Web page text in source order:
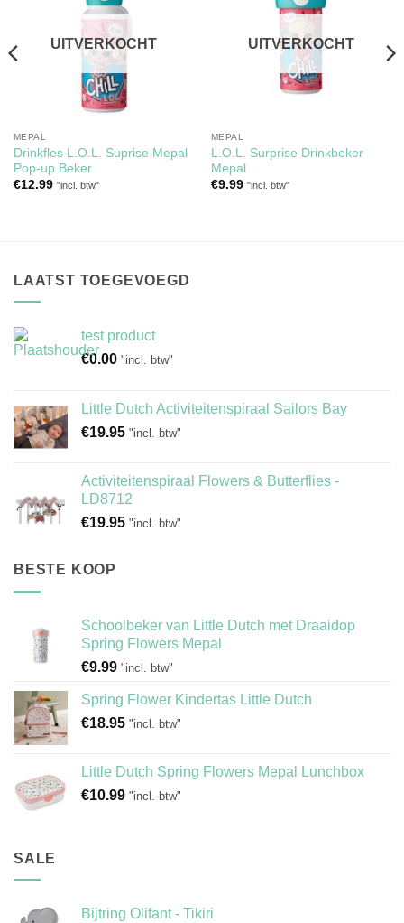
UITVERKOCHT
MEPAL
Drinkfles L.O.L. Suprise Mepal
Pop-up Beker
€12.99 "incl. btw"
UITVERKOCHT
MEPAL
L.O.L. Surprise Drinkbeker
Mepal
€9.99 "incl. btw"
LAATST TOEGEVOEGD
test product
€0.00 "incl. btw"
Little Dutch Activiteitenspiraal Sailors Bay
€19.95 "incl. btw"
Activiteitenspiraal Flowers & Butterflies -
LD8712
€19.95 "incl. btw"
BESTE KOOP
Schoolbeker van Little Dutch met Draaidop
Spring Flowers Mepal
€9.99 "incl. btw"
Spring Flower Kindertas Little Dutch
€18.95 "incl. btw"
Little Dutch Spring Flowers Mepal Lunchbox
€10.99 "incl. btw"
SALE
Bijtring Olifant - Tikiri